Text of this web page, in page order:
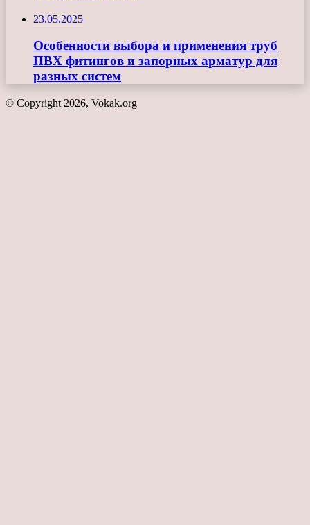
23.05.2025
Особенности выбора и применения труб
ПВХ фитингов и запорных арматур для
разных систем
© Copyright 2026, Vokak.org